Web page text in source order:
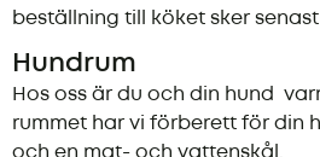
beställning till köket sker senast
Hundrum
Hos oss är du och din hund
rummet har vi förberett för din
och en mat- och vattenskål.